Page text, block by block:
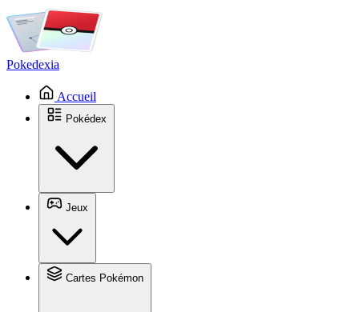
Pokedexia
Accueil